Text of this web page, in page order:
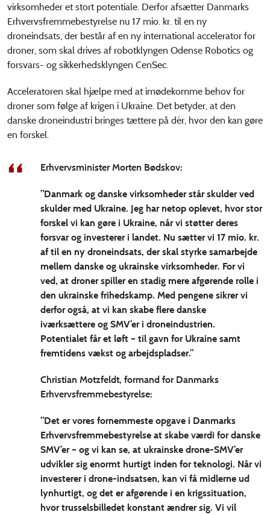
virksomheder et stort potentiale. Derfor afsætter Danmarks
Erhvervsfremmebestyrelse nu 17 mio. kr. til en ny
droneindsats, der består af en ny international accelerator for
droner, som skal drives af robotklyngen Odense Robotics og
forsvars- og sikkerhedsklyngen CenSec.
Acceleratoren skal hjælpe med at imødekomme behov for
droner som følge af krigen i Ukraine. Det betyder, at den
danske droneindustri bringes tættere på dér, hvor den kan gøre
en forskel.
Erhvervsminister Morten Bødskov:
”Danmark og danske virksomheder står skulder ved
skulder med Ukraine. Jeg har netop oplevet, hvor stor
forskel vi kan gøre i Ukraine, når vi støtter deres
forsvar og investerer i landet. Nu sætter vi 17 mio. kr.
af til en ny droneindsats, der skal styrke samarbejde
mellem danske og ukrainske virksomheder. For vi
ved, at droner spiller en stadig mere afgørende rolle i
den ukrainske frihedskamp. Med pengene sikrer vi
derfor også, at vi kan skabe flere danske
iværksættere og SMV’er i droneindustrien.
Potentialet får et løft – til gavn for Ukraine samt
fremtidens vækst og arbejdspladser.”
Christian Motzfeldt, formand for Danmarks
Erhvervsfremmebestyrelse:
”Det er vores fornemmeste opgave i Danmarks
Erhvervsfremmebestyrelse at skabe værdi for danske
SMV’er – og vi kan se, at ukrainske drone-SMV’er
udvikler sig enormt hurtigt inden for teknologi. Når vi
investerer i drone-indsatsen, kan vi få midlerne ud
lynhurtigt, og det er afgørende i en krigssituation,
hvor trusselsbilledet konstant ændrer sig. Vi vil